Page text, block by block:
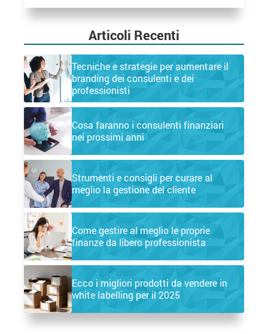
Articoli Recenti
Tecniche e strategie per aumentare il
branding dei consulenti e dei
professionisti
Cosa faranno i consulenti finanziari
nei prossimi anni
Strumenti e consigli per curare al
meglio la gestione del cliente
Come gestire al meglio le proprie
finanze da libero professionista
Ecco i migliori prodotti da vendere in
white labelling per il 2025